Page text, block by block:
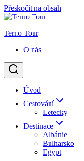
Přeskočit na obsah
Terno Tour
O nás
Úvod
Cestování
Letecky
Destinace
Albánie
Bulharsko
Egypt